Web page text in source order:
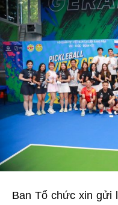
Ban Tổ chức xin gửi